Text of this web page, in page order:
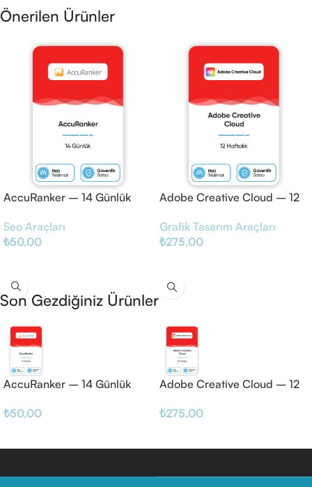
Önerilen Ürünler
AccuRanker – 14 Günlük
Seo Araçları
₺50,00
Adobe Creative Cloud – 12
Grafik Tasarım Araçları
₺275,00
Son Gezdiğiniz Ürünler
AccuRanker – 14 Günlük
₺50,00
Adobe Creative Cloud – 12
₺275,00